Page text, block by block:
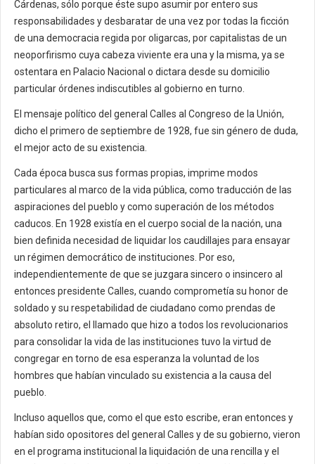
Cárdenas, sólo porque éste supo asumir por entero sus
responsabilidades y desbaratar de una vez por todas la ficción
de una democracia regida por oligarcas, por capitalistas de un
neoporfirismo cuya cabeza viviente era una y la misma, ya se
ostentara en Palacio Nacional o dictara desde su domicilio
particular órdenes indiscutibles al gobierno en turno.
El mensaje político del general Calles al Congreso de la Unión,
dicho el primero de septiembre de 1928, fue sin género de duda,
el mejor acto de su existencia.
Cada época busca sus formas propias, imprime modos
particulares al marco de la vida pública, como traducción de las
aspiraciones del pueblo y como superación de los métodos
caducos. En 1928 existía en el cuerpo social de la nación, una
bien definida necesidad de liquidar los caudillajes para ensayar
un régimen democrático de instituciones. Por eso,
independientemente de que se juzgara sincero o insincero al
entonces presidente Calles, cuando comprometía su honor de
soldado y su respetabilidad de ciudadano como prendas de
absoluto retiro, el llamado que hizo a todos los revolucionarios
para consolidar la vida de las instituciones tuvo la virtud de
congregar en torno de esa esperanza la voluntad de los
hombres que habían vinculado su existencia a la causa del
pueblo.
Incluso aquellos que, como el que esto escribe, eran entonces y
habían sido opositores del general Calles y de su gobierno, vieron
en el programa institucional la liquidación de una rencilla y el